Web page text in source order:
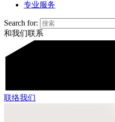
专业服务
Search for:
和我们联系
联络我们